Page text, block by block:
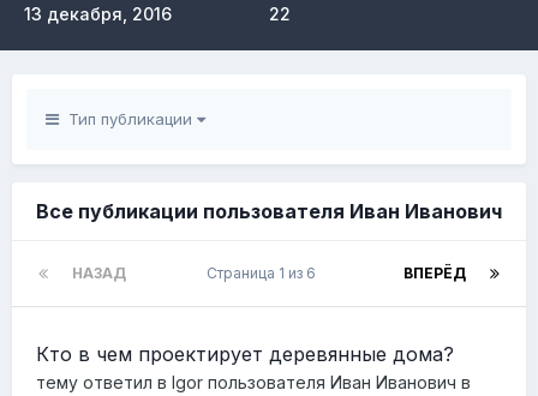
13 декабря, 2016 22
Тип публикации
Все публикации пользователя Иван Иванович
НАЗАД ВПЕРЁД
Страница 1 из 6
Кто в чем проектирует деревянные дома?
тему ответил в Igor пользователя Иван Иванович в